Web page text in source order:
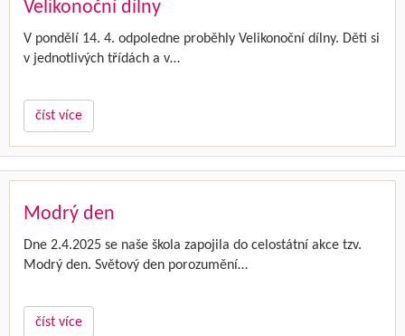
Velikonoční dílny
V pondělí 14. 4. odpoledne proběhly Velikonoční dílny. Děti si
v jednotlivých třídách a v…
číst více
Modrý den
Dne 2.4.2025 se naše škola zapojila do celostátní akce tzv.
Modrý den. Světový den porozumění…
číst více